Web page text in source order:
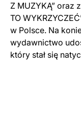
Z MUZYKĄ” oraz
TO
w Polsce. Na
wydawnictwo
który stał się